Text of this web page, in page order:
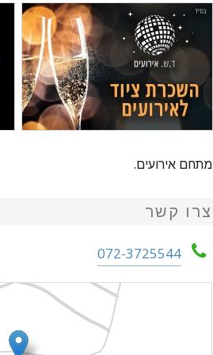
מתחם אירועים.
צרו קשר
072-3725544